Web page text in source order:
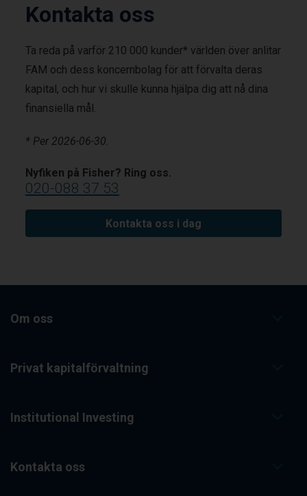
Kontakta oss
Ta reda på varför 210 000 kunder* världen över anlitar
FAM och dess koncernbolag för att förvalta deras
kapital, och hur vi skulle kunna hjälpa dig att nå dina
finansiella mål.
* Per 2026-06-30.
Nyfiken på Fisher? Ring oss.
020-088 37 53
Kontakta oss i dag
Om oss
Privat kapitalförvaltning
Institutional Investing
Kontakta oss